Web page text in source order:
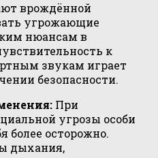
врождённой
угрожающие
нюансам в
к
звукам играет
безопасности.
При
угрозы особи
более осторожно.
дыхания,